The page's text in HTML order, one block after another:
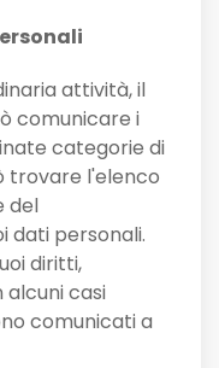
attività, il
comunicare i
categorie di
trovare l'elenco
del
dati personali.
diritti,
alcuni casi
comunicati a